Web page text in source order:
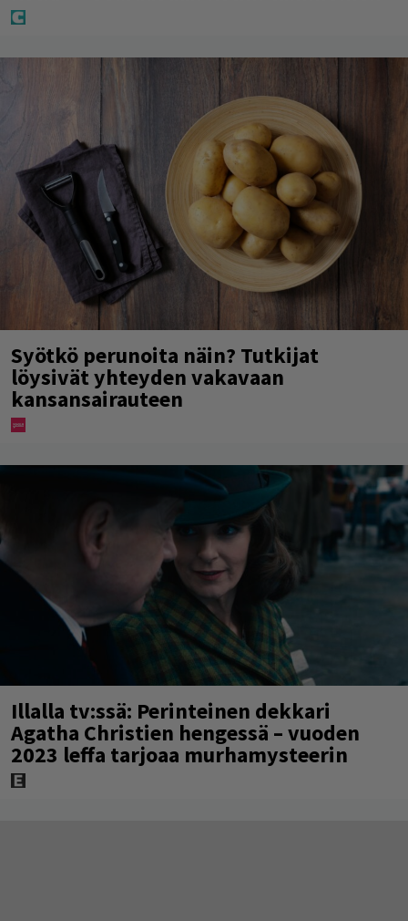
Syötkö perunoita näin? Tutkijat
löysivät yhteyden vakavaan
kansansairauteen
Illalla tv:ssä: Perinteinen dekkari
Agatha Christien hengessä – vuoden
2023 leffa tarjoaa murhamysteerin